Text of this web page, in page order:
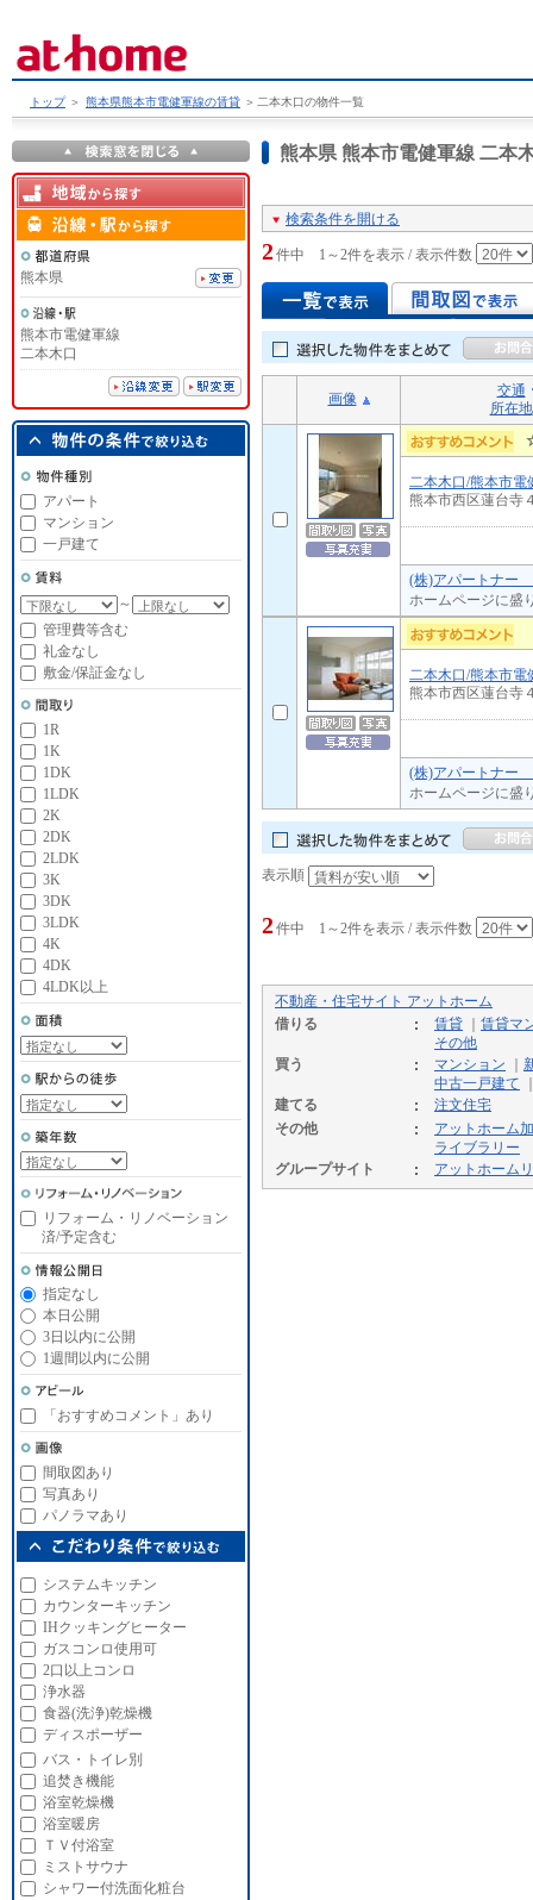
トップ ＞ 熊本県熊本市電健軍線の賃貸 ＞ 二本木口の物件一覧
熊本県 熊本市電健軍線 二本
検索条件を開ける
2件中 1～2件を表示 / 表示件数
画像
交通
所在地
二本木口/熊本市電
熊本市西区蓮台寺
(株)アパートナー
ホームページに盛
二本木口/熊本市電
熊本市西区蓮台寺
(株)アパートナー
ホームページに盛
表示順
2件中 1～2件を表示 / 表示件数
不動産・住宅サイト アットホーム
借りる
賃貸
賃貸マ
その他
買う
マンション
中古一戸建て
建てる
注文住宅
その他
アットホーム
ライブラリー
グループサイト
アットホーム
熊本県
熊本市電健軍線
二本木口
アパート
マンション
一戸建て
～
管理費等含む
礼金なし
敷金/保証金なし
1R
1K
1DK
1LDK
2K
2DK
2LDK
3K
3DK
3LDK
4K
4DK
4LDK以上
リフォーム・リノベーション
済/予定含む
指定なし
本日公開
3日以内に公開
1週間以内に公開
「おすすめコメント」あり
間取図あり
写真あり
パノラマあり
システムキッチン
カウンターキッチン
IHクッキングヒーター
ガスコンロ使用可
2口以上コンロ
浄水器
食器(洗浄)乾燥機
ディスポーザー
バス・トイレ別
追焚き機能
浴室乾燥機
浴室暖房
ＴＶ付浴室
ミストサウナ
シャワー付洗面化粧台